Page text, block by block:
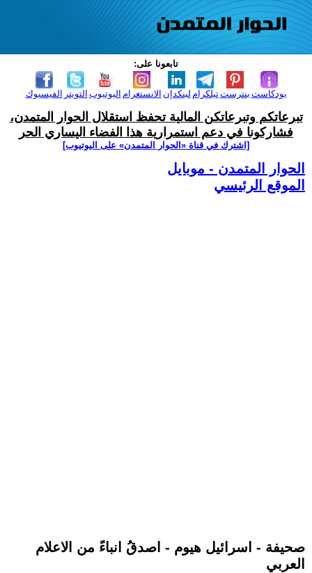
تابعونا على:
الفيسبوك التويتر اليوتيوب الانستغرام لينكدإن تيلكرامبنترست بودكاست
تبرعاتكم وتبرعاتكن المالية تحفظ استقلال الحوار المتمدن،
فشاركونا في دعم استمرارية هذا الفضاء اليساري الحر
[اشترك في قناة ‫«الحوار المتمدن» على اليوتيوب]
الحوار المتمدن - موبايل
الموقع الرئيسي
صحيفة - اسرائيل هيوم - اصدقُ انباءً من الاعلام
العربي